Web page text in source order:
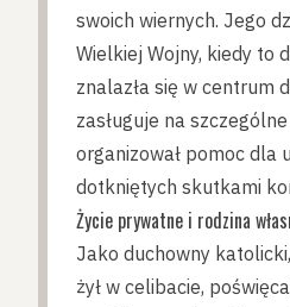
swoich wiernych. Jego
Wielkiej Wojny, kiedy to
znalazła się w centrum
zasługuje na
organizował pomoc dla
dotkniętych skutkami
Życie prywatne i rodzina
Jako duchowny
żył w celibacie,